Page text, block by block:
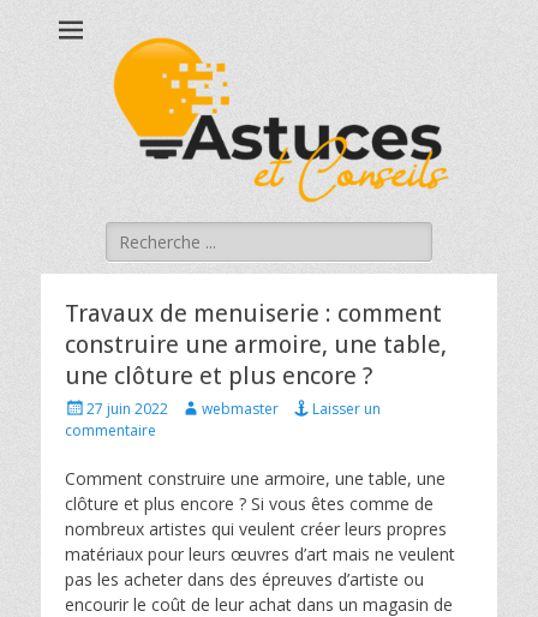
Astuces et conseils qui touchent à votre quotidien !
Rechercher :
Travaux de menuiserie : comment
construire une armoire, une table,
une clôture et plus encore ?
Posted
on
27 juin 2022 Author
webmaster
Laisser un
commentaire
Comment construire une armoire, une table, une
clôture et plus encore ? Si vous êtes comme de
nombreux artistes qui veulent créer leurs propres
matériaux pour leurs œuvres d’art mais ne veulent
pas les acheter dans des épreuves d’artiste ou
encourir le coût de leur achat dans un magasin de